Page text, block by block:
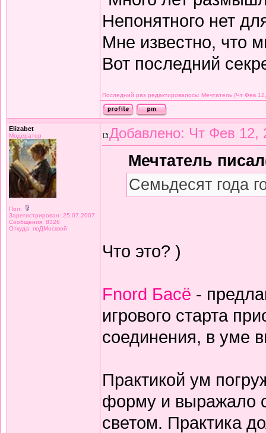
Непонятного нет
Мне известно, что
Вот последний
Последний раз редактировалось: Мечтатель (Чт Фев
Elizabet
Модератор
Пол:
Зарегистрирован: 25.07.2007
Сообщения: 8326
Откуда: поДМосквой
Добавлено: Чт Фев 12,
Мечтатель
Семьдесят года
Что это? )
Fnord Басё -
игрового старта
соединения, в уме
Практикой ум
форму и выражало
светом. Практика